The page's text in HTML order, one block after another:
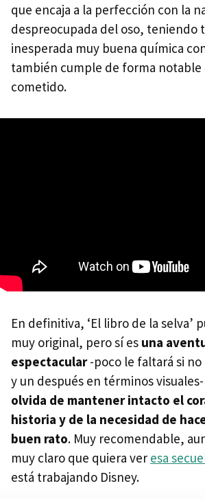
que encaja a la perfección con la
despreocupada del oso, teniendo
inesperada muy buena química
también cumple de forma notable
cometido.
En definitiva, ‘El libro de la selva’
muy original, pero sí es una
espectacular-poco le faltará si no
y un después en términos visuales-
olvida de mantener intacto el
historia y de la necesidad de
buen rato. Muy recomendable,
muy claro que quiera ver esa
está trabajando Disney.